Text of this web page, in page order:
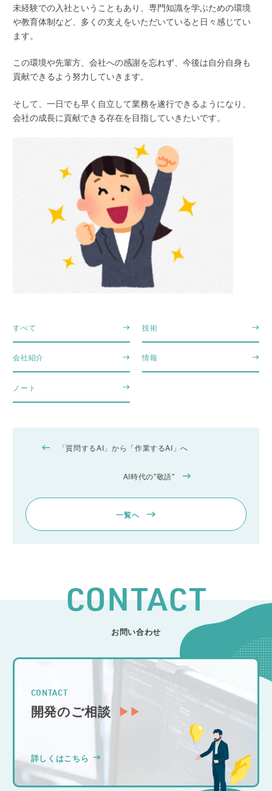
未経験での入社ということもあり、専門知識を学ぶための環境
や教育体制など、多くの支えをいただいていると日々感じてい
ます。
この環境や先輩方、会社への感謝を忘れず、今後は自分自身も
貢献できるよう努力していきます。
そして、一日でも早く自立して業務を遂行できるようになり、
会社の成長に貢献できる存在を目指していきたいです。
すべて 技術
会社紹介 情報
ノート
「質問するAI」から「作業するAI」へ
AI時代の"敬語"
一覧へ
CONTACT
お問い合わせ
CONTACT
開発のご相談
詳しくはこちら